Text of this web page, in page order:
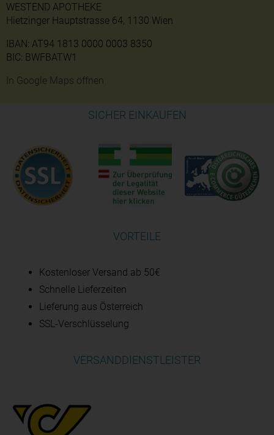
WESTEND APOTHEKE
Hietzinger Hauptstrasse 64, 1130 Wien
IBAN: AT94 1813 0000 0003 8350
BIC: BWFBATW1
In Google Maps öffnen
SICHER EINKAUFEN
VORTEILE
Kostenloser Versand ab 50€
Schnelle Lieferzeiten
Lieferung aus Österreich
SSL-Verschlüsselung
VERSANDDIENSTLEISTER